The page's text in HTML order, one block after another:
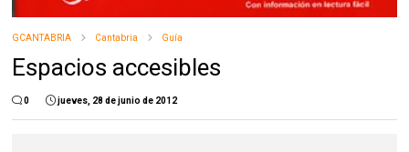
GCANTABRIA Cantabria Guía
Espacios accesibles
0 jueves, 28 de junio de 2012